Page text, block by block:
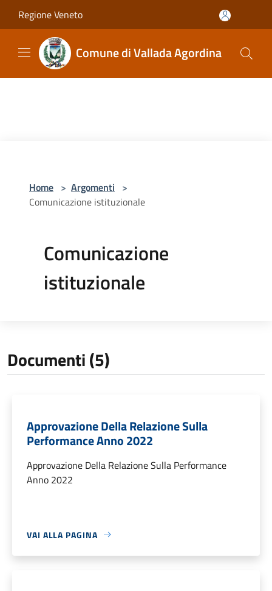
Regione Veneto
Comune di Vallada Agordina
Home > Argomenti >
Comunicazione istituzionale
Comunicazione
istituzionale
Documenti (5)
Approvazione Della Relazione Sulla
Performance Anno 2022
Approvazione Della Relazione Sulla Performance
Anno 2022
VAI ALLA PAGINA